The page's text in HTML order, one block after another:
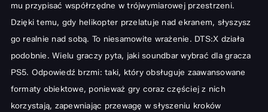
mu przypisać współrzędne w trójwymiarowej przestrzeni.
Dzięki temu, gdy helikopter przelatuje nad ekranem, słyszysz
go realnie nad sobą. To niesamowite wrażenie. DTS:X działa
podobnie. Wielu graczy pyta, jaki soundbar wybrać dla gracza
PS5. Odpowiedź brzmi: taki, który obsługuje zaawansowane
formaty obiektowe, ponieważ gry coraz częściej z nich
korzystają, zapewniając przewagę w słyszeniu kroków